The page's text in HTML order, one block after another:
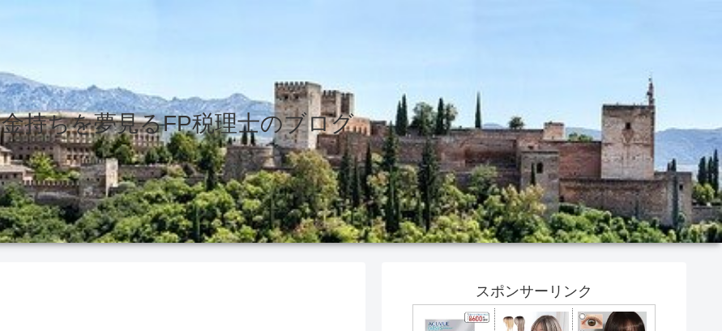
金持ちを夢見るFP税理士のブログ
スポンサーリンク